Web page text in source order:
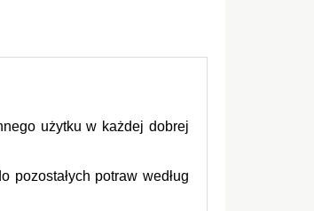
użytku w każdej dobrej
pozostałych potraw według